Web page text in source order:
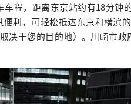
程，距离东京站约有18分钟
利，可轻松抵达东京和横滨
决于您的目的地）。川崎市